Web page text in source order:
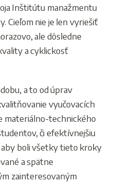
Inštitútu manažmentu
Cieľom nie je len vyriešiť
ale dôsledne
a cyklickosť
a to od úprav
vyučovacích
materiálno-technického
či efektívnejšiu
aby boli všetky tieto kroky
a spätne
zainteresovaným